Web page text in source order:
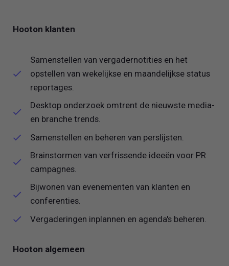
Hooton klanten
Samenstellen van vergadernotities en het
opstellen van wekelijkse en maandelijkse status
reportages.
Desktop onderzoek omtrent de nieuwste media-
en branche trends.
Samenstellen en beheren van perslijsten.
Brainstormen van verfrissende ideeën voor PR
campagnes.
Bijwonen van evenementen van klanten en
conferenties.
Vergaderingen inplannen en agenda's beheren.
Hooton algemeen